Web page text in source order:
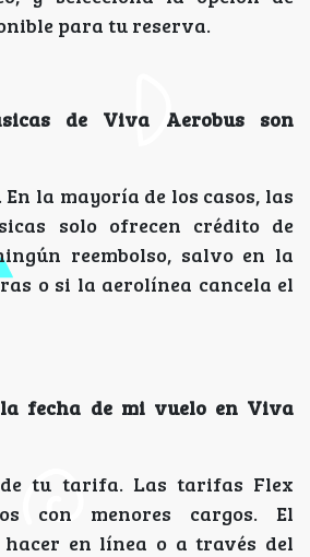
para tu reserva.
de Viva Aerobus son
En la mayoría de los casos, las
solo ofrecen crédito de
reembolso, salvo en la
o si la aerolínea cancela el
la fecha de mi vuelo en Viva
de tu tarifa. Las tarifas Flex
con menores cargos. El
hacer en línea o a través del